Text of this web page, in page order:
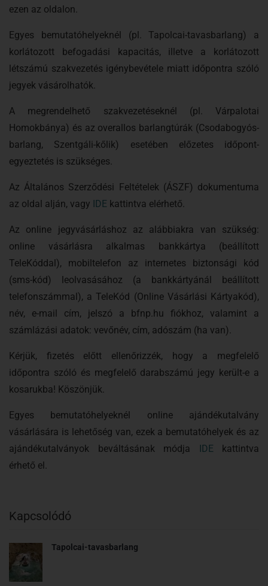
ezen az oldalon.
Egyes bemutatóhelyeknél (pl. Tapolcai-tavasbarlang) a
korlátozott befogadási kapacitás, illetve a korlátozott
létszámú szakvezetés igénybevétele miatt időpontra szóló
jegyek vásárolhatók.
A megrendelhető szakvezetéseknél (pl. Várpalotai
Homokbánya) és az overallos barlangtúrák (Csodabogyós-
barlang, Szentgáli-kőlik) esetében előzetes időpont-
egyeztetés is szükséges.
Az Általános Szerződési Feltételek (ÁSZF) dokumentuma
az oldal alján, vagy
IDE kattintva elérhető.
Az online jegyvásárláshoz az alábbiakra van szükség:
online vásárlásra alkalmas bankkártya (beállított
TeleKóddal), mobiltelefon az internetes biztonsági kód
(sms-kód) leolvasásához (a bankkártyánál beállított
telefonszámmal), a TeleKód (Online Vásárlási Kártyakód),
név, e-mail cím, jelszó a bfnp.hu fiókhoz, valamint a
számlázási adatok: vevőnév, cím, adószám (ha van).
Kérjük, fizetés előtt ellenőrizzék, hogy a megfelelő
időpontra szóló és megfelelő darabszámú jegy került-e a
kosarukba! Köszönjük.
Egyes bemutatóhelyeknél online ajándékutalvány
vásárlására is lehetőség van, ezek a bemutatóhelyek és az
ajándékutalványok beváltásának módja
IDE kattintva
érhető el.
Kapcsolódó
Tapolcai-tavasbarlang